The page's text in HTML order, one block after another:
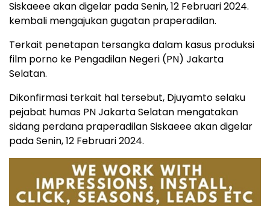
Siskaeee akan digelar pada Senin, 12 Februari 2024.
kembali mengajukan gugatan praperadilan.
Terkait penetapan tersangka dalam kasus produksi
film porno ke Pengadilan Negeri (PN) Jakarta
Selatan.
Dikonfirmasi terkait hal tersebut, Djuyamto selaku
pejabat humas PN Jakarta Selatan mengatakan
sidang perdana praperadilan Siskaeee akan digelar
pada Senin, 12 Februari 2024.